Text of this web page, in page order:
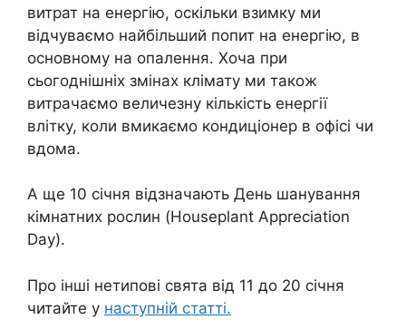
витрат на енергію, оскільки взимку ми
відчуваємо найбільший попит на енергію, в
основному на опалення. Хоча при
сьогоднішніх змінах клімату ми також
витрачаємо величезну кількість енергії
влітку, коли вмикаємо кондиціонер в офісі чи
вдома.
А ще 10 січня відзначають День шанування
кімнатних рослин (Houseplant Appreciation
Day).
Про інші нетипові свята від 11 до 20 січня
читайте у наступній статті.